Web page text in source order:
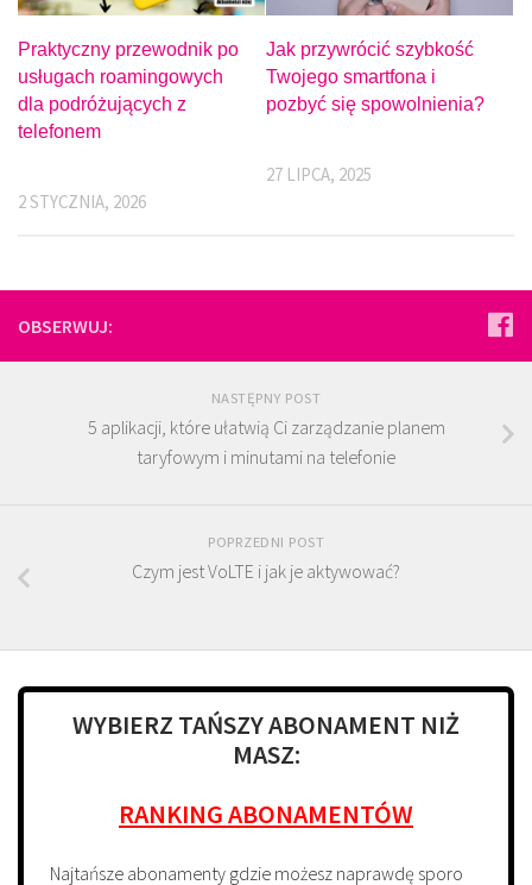
Praktyczny przewodnik po
usługach roamingowych
dla podróżujących z
telefonem
2 STYCZNIA, 2026
Jak przywrócić szybkość
Twojego smartfona i
pozbyć się spowolnienia?
27 LIPCA, 2025
OBSERWUJ:
NASTĘPNY POST
5 aplikacji, które ułatwią Ci zarządzanie planem
taryfowym i minutami na telefonie
POPRZEDNI POST
Czym jest VoLTE i jak je aktywować?
WYBIERZ TAŃSZY ABONAMENT NIŻ
MASZ:
RANKING ABONAMENTÓW
Najtańsze abonamenty gdzie możesz naprawdę sporo